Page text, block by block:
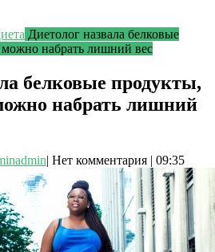
Диетолог назвала белковые
набрать лишний вес
белковые продукты,
набрать лишний
admin| Нет комментария | 09:35